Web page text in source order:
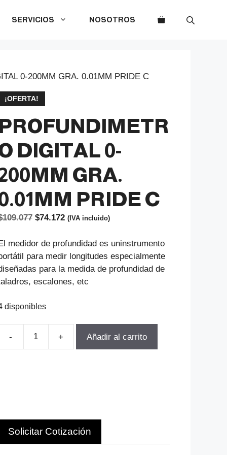
SERVICIOS NOSOTROS
0-200MM GRA. 0.01MM PRIDE C
¡OFERTA!
PROFUNDIMETR
DIGITAL 0-
GRA.
PRIDE C
109.077 El
original
era:
$109.077.
$74.172El
actual
es:
$74.172.
(IVA incluido)
medidor de profundidad es uninstrumento
para medir longitudes especialmente
para la medida de profundidad de
escalones, etc
disponibles
PROFUNDIMETRO
Añadir al carrito
Solicitar Cotización